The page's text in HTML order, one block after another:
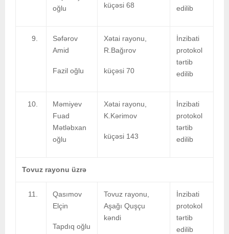
oğlu
küçəsi 68
edilib
Səfərov
Amid
Fazil oğlu
Xətai rayonu,
R.Bağırov
küçəsi 70
İnzibati
protokol
tərtib
edilib
Məmiyev
Fuad
Mətləbxan
oğlu
Xətai rayonu,
K.Kərimov
küçəsi 143
İnzibati
protokol
tərtib
edilib
Tovuz rayonu üzrə
Qasımov
Elçin
Tapdıq oğlu
Tovuz rayonu,
Aşağı Quşçu
kəndi
İnzibati
protokol
tərtib
edilib